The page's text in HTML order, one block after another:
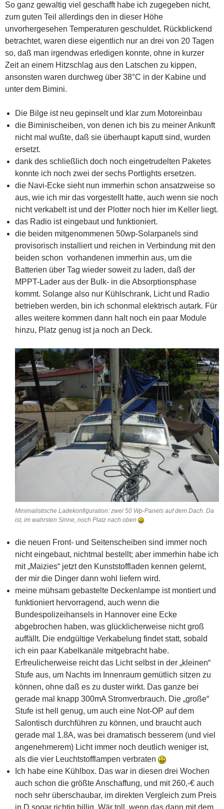
So ganz gewaltig viel geschafft habe ich zugegeben nicht,
zum guten Teil allerdings den in dieser Höhe
unvorhergesehen Temperaturen geschuldet. Rückblickend
betrachtet, waren diese eigentlich nur an drei von 20 Tagen
so, daß man irgendwas erledigen konnte, ohne in kurzer
Zeit an einem Hitzschlag aus den Latschen zu kippen,
ansonsten waren durchweg über 38°C in der Kabine und
unter dem Bimini.
Die Bilge ist neu gepinselt und klar zum Motoreinbau
die Biminischeiben, von denen ich bis zu meiner Ankunft
nicht mal wußte, daß sie überhaupt kaputt sind, wurden
ersetzt.
dank des schließlich doch noch eingetrudelten Paketes
konnte ich noch zwei der sechs Portlights ersetzen.
die Navi-Ecke sieht nun immerhin schon ansatzweise so
aus, wie ich mir das vorgestellt hatte, auch wenn sie noch
nicht verkabelt ist und der Plotter noch hier im Keller liegt.
das Radio ist eingebaut und funktioniert.
die beiden mitgenommenen 50wp-Solarpanels sind
provisorisch installiert und reichen in Verbindung mit den
beiden schon vorhandenen immerhin aus, um die
Batterien über Tag wieder soweit zu laden, daß der
MPPT-Lader aus der Bulk- in die Absorptionsphase
kommt. Solange also nur Kühlschrank, Licht und Radio
betrieben werden, bin ich schonmal elektrisch autark. Für
alles weitere kommen dann halt noch ein paar Module
hinzu, Platz genug ist ja noch an Deck.
Minimalistische Ladekonfiguration: zwei 50 Wp-Panels auf dem Dach. Da
ist, im wahrsten Sinne, noch Platz nach oben
die neuen Front- und Seitenscheiben sind immer noch
nicht eingebaut, nichtmal bestellt; aber immerhin habe ich
mit „Maizies“ jetzt den Kunststoffladen kennen gelernt,
der mir die Dinger dann wohl liefern wird.
meine mühsam gebastelte Deckenlampe ist montiert und
funktioniert hervorragend, auch wenn die
Bundespolizeihansels in Hannover eine Ecke
abgebrochen haben, was glücklicherweise nicht groß
auffällt. Die endgültige Verkabelung findet statt, sobald
ich ein paar Kabelkanäle mitgebracht habe.
Erfreulicherweise reicht das Licht selbst in der „kleinen“
Stufe aus, um Nachts im Innenraum gemütlich sitzen zu
können, ohne daß es zu duster wirkt. Das ganze bei
gerade mal knapp 300mA Stromverbrauch. Die „große“
Stufe ist hell genug, um auch eine Not-OP auf dem
Salontisch durchführen zu können, und braucht auch
gerade mal 1.8A, was bei dramatisch besserem (und viel
angenehmerem) Licht immer noch deutlich weniger ist,
als die vier Leuchtstofflampen verbraten
Ich habe eine Kühlbox. Das war in diesen drei Wochen
auch schon die größte Anschaffung, und mit 260,-€ auch
noch sehr überschaubar, im direkten Vergleich zum Preis
in D sogar richtig billig. Wär toll, wenn das dann mit dem